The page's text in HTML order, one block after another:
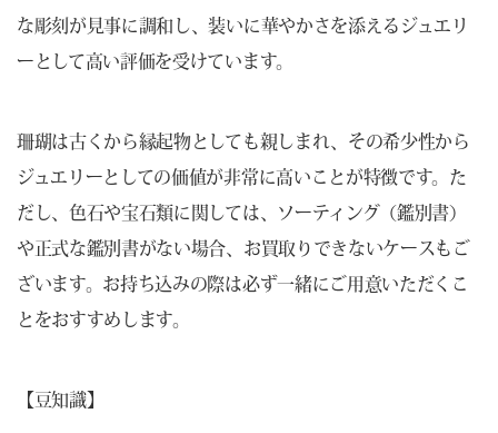
な彫刻が見事に調和し、装いに華やかさを添えるジュエリ
ーとして高い評価を受けています。
珊瑚は古くから縁起物としても親しまれ、その希少性から
ジュエリーとしての価値が非常に高いことが特徴です。た
だし、色石や宝石類に関しては、ソーティング（鑑別書）
や正式な鑑別書がない場合、お買取りできないケースもご
ざいます。お持ち込みの際は必ず一緒にご用意いただくこ
とをおすすめします。
【豆知識】